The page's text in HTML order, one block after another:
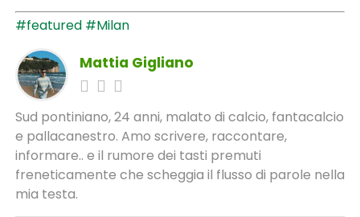
#featured #Milan
Mattia Gigliano
Sud pontiniano, 24 anni, malato di calcio, fantacalcio
e pallacanestro. Amo scrivere, raccontare,
informare.. e il rumore dei tasti premuti
freneticamente che scheggia il flusso di parole nella
mia testa.